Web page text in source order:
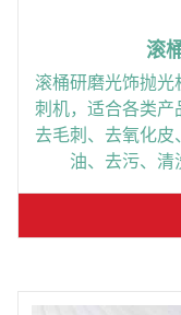
滚
滚桶研磨光饰抛
刺机，适合各类
去毛刺、去氧化
油、去污、清